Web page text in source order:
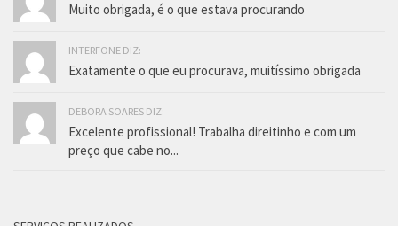
Muito obrigada, é o que estava procurando
INTERFONE DIZ:
Exatamente o que eu procurava, muitíssimo obrigada
DEBORA SOARES DIZ:
Excelente profissional! Trabalha direitinho e com um
preço que cabe no...